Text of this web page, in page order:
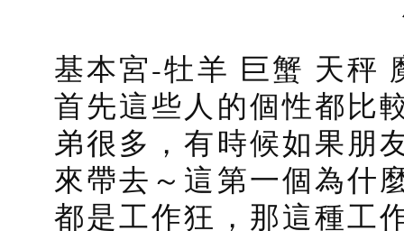
基本宮-牡羊 巨蟹 天秤
首先這些人的個性都比
弟很多，有時候如果朋
來帶去～這第一個為什
都是工作狂，那這種工